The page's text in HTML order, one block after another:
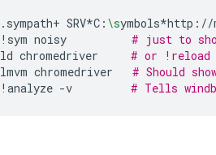
.sympath+ SRV*C: \symbols*http://
!sym noisy
# just to
ld chromedriver
# or !reload
lmvm chromedriver
# Should
!analyze -v # Tells